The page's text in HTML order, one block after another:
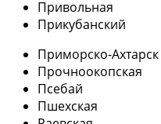
Привольная
Прикубанский
Приморско-Ахтарск
Прочноокопская
Псебай
Пшехская